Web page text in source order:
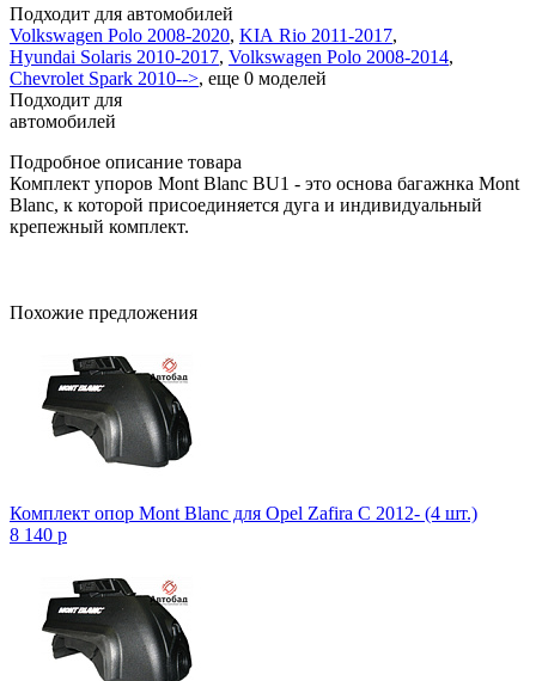
Подходит для автомобилей
Volkswagen Polo 2008-2020, KIA Rio 2011-2017,
Hyundai Solaris 2010-2017, Volkswagen Polo 2008-2014,
Chevrolet Spark 2010-->, еще 0 моделей
Подходит для
автомобилей
Подробное описание товара
Комплект упоров Mont Blanc BU1 - это основа багажнка Mont
Blanc, к которой присоединяется дуга и индивидуальный
крепежный комплект.
Похожие предложения
Комплект опор Mont Blanc для Opel Zafira C 2012- (4 шт.)
8 140 p